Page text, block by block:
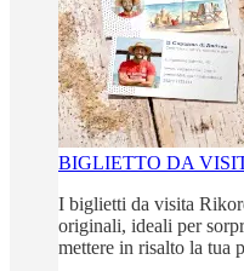
BIGLIETTO DA
I biglietti da visita
originali, ideali per
mettere in risalto la tua